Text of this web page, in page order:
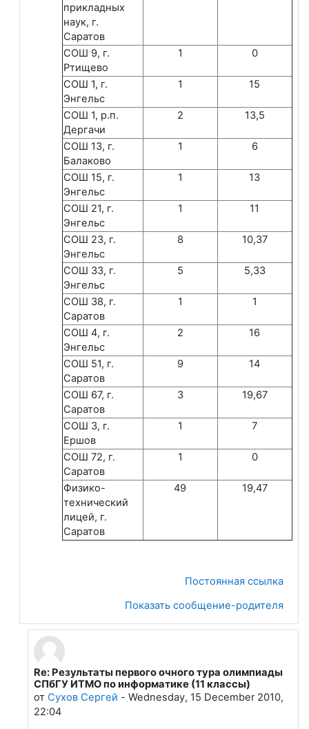
прикладных
наук, г.
Саратов
СОШ 9, г.
Ртищево
1 0
СОШ 1, г.
Энгельс
1 15
СОШ 1, р.п.
Дергачи
2 13,5
СОШ 13, г.
Балаково
1 6
СОШ 15, г.
Энгельс
1 13
СОШ 21, г.
Энгельс
1 11
СОШ 23, г.
Энгельс
8 10,37
СОШ 33, г.
Энгельс
5 5,33
СОШ 38, г.
Саратов
1 1
СОШ 4, г.
Энгельс
2 16
СОШ 51, г.
Саратов
9 14
СОШ 67, г.
Саратов
3 19,67
СОШ 3, г.
Ершов
1 7
СОШ 72, г.
Саратов
1 0
Физико-
технический
лицей, г.
Саратов
49 19,47
Постоянная ссылка
Показать сообщение-родителя
В ответ на Лапшева Елена Евгеньевна
Re: Результаты первого очного тура олимпиады
СПбГУ ИТМО по информатике (11 классы)
от Сухов Сергей - Wednesday, 15 December 2010,
22:04